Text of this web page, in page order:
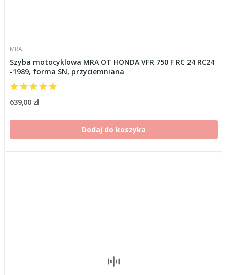
MRA
Szyba motocyklowa MRA OT HONDA VFR 750 F RC 24 RC24
-1989, forma SN, przyciemniana
639,00 zł
Dodaj do koszyka